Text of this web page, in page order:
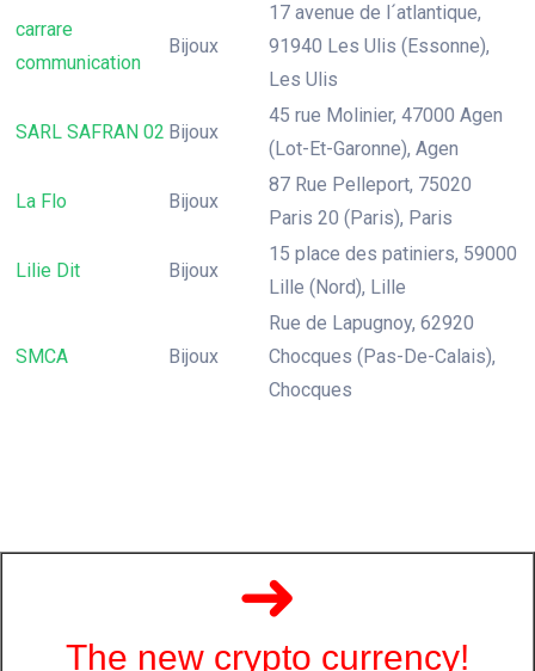
carrare
communication
Bijoux
17 avenue de l´atlantique,
91940 Les Ulis (Essonne),
Les Ulis
SARL SAFRAN 02 Bijoux
45 rue Molinier, 47000 Agen
(Lot-Et-Garonne), Agen
La Flo Bijoux
87 Rue Pelleport, 75020
Paris 20 (Paris), Paris
Lilie Dit Bijoux
15 place des patiniers, 59000
Lille (Nord), Lille
SMCA Bijoux
Rue de Lapugnoy, 62920
Chocques (Pas-De-Calais),
Chocques